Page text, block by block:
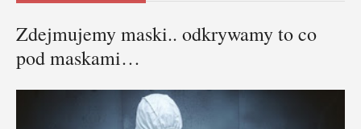
Zdejmujemy maski.. odkrywamy to co
pod maskami…